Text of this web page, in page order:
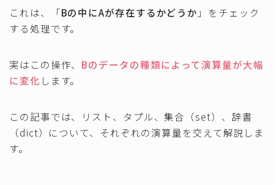
これは、「Bの中にAが存在するかどうか 」をチェック
する処理です。
実はこの操作、 Bのデータの種類によって演算量が大幅
に変化 します。
この記事では、リスト、タプル、集合（set）、辞書
（dict）について、それぞれの演算量を交えて解説しま
す。